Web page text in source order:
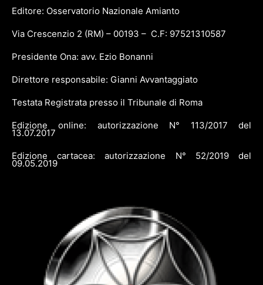
Editore: Osservatorio Nazionale Amianto
Via Crescenzio 2 (RM) – 00193 – C.F: 97521310587
Presidente Ona: avv. Ezio Bonanni
Direttore responsabile: Gianni Avvantaggiato
Testata Registrata presso il Tribunale di Roma
Edizione online: autorizzazione N° 113/2017 del
13.07.2017
Edizione cartacea: autorizzazione N° 52/2019 del
09.05.2019